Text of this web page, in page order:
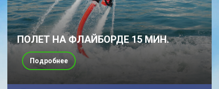
ПОЛЕТ НА ФЛАЙБОРДЕ 15 МИН.
Подробнее